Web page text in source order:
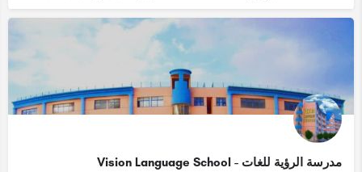
مدرسة الرؤية للغات - Vision Language School